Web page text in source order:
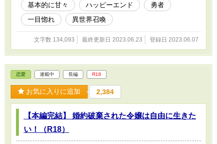
基本的に甘々
ハッピーエンド
勇者
一目惚れ
異世界召喚
文字数 134,093 最終更新日 2023.06.23 登録日 2023.06.07
恋愛 連載中 長編 R18
お気に入りに追加 2,384
【本編完結】 婚約破棄された令嬢は自由に生きた
い！（R18）